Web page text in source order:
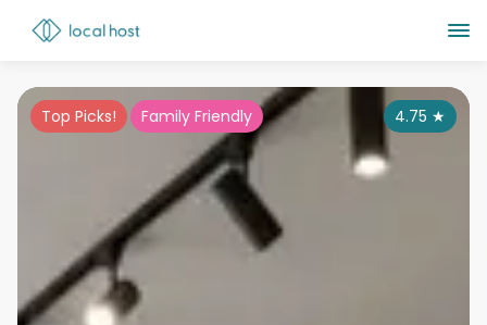
4.75 ★
Top Picks! Family Friendly